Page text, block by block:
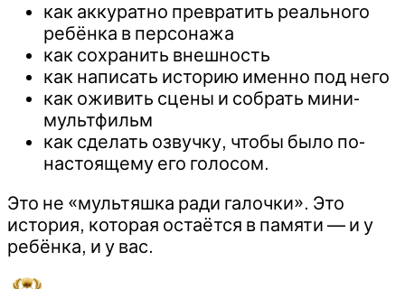
как аккуратно превратить реального
ребёнка в персонажа
как сохранить внешность
как написать историю именно под него
как оживить сцены и собрать мини-
мультфильм
как сделать озвучку, чтобы было по-
настоящему его голосом.
Это не «мультяшка ради галочки». Это
история, которая остаётся в памяти — и у
ребёнка, и у вас.